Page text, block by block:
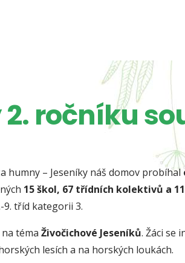
ročníku
humny – Jeseníky náš domov probíhal
15 škol, 67 třídních kolektivů a
9. tříd kategorii 3.
téma Živočichové Jeseníků. Žáci se
lesích a na horských loukách.